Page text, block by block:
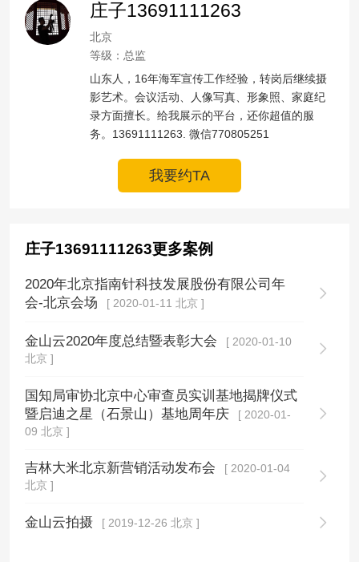
庄子13691111263
北京
等级：总监
山东人，16年海军宣传工作经验，转岗后继续摄
影艺术。会议活动、人像写真、形象照、家庭纪
录方面擅长。给我展示的平台，还你超值的服
务。13691111263. 微信770805251
我要约TA
庄子13691111263更多案例
2020年北京指南针科技发展股份有限公司年
会-北京会场
[ 2020-01-11 北京 ]
金山云2020年度总结暨表彰大会
[ 2020-01-10
北京 ]
国知局审协北京中心审查员实训基地揭牌仪式
暨启迪之星（石景山）基地周年庆
[ 2020-01-
09 北京 ]
吉林大米北京新营销活动发布会
[ 2020-01-04
北京 ]
金山云拍摄 [ 2019-12-26 北京 ]